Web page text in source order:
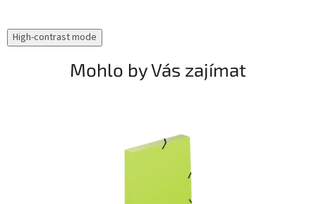
High-contrast mode
Mohlo by Vás zajímat